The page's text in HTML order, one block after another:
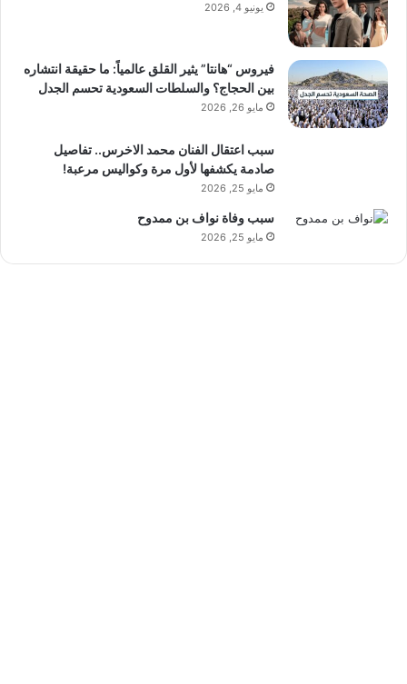
يونيو 4, 2026
فيروس “هانتا” يثير القلق عالمياً: ما حقيقة انتشاره
بين الحجاج؟ والسلطات السعودية تحسم الجدل
مايو 26, 2026
سبب اعتقال الفنان محمد الاخرس.. تفاصيل
صادمة يكشفها لأول مرة وكواليس مرعبة!
مايو 25, 2026
سبب وفاة نواف بن ممدوح
مايو 25, 2026